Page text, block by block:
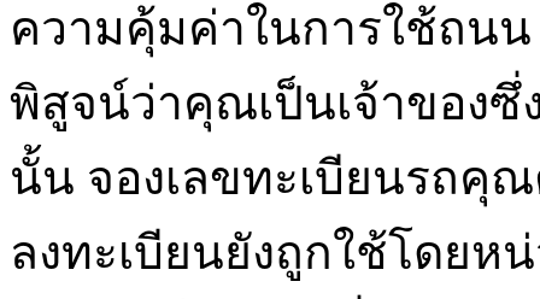
ความคุ้มค่าในการใช้ถน
พิสูจน์ว่าคุณเป็นเจ้าของซึ่
นั้น จองเลขทะเบียนรถคุ
ลงทะเบียนยังถูกใช้โดยห